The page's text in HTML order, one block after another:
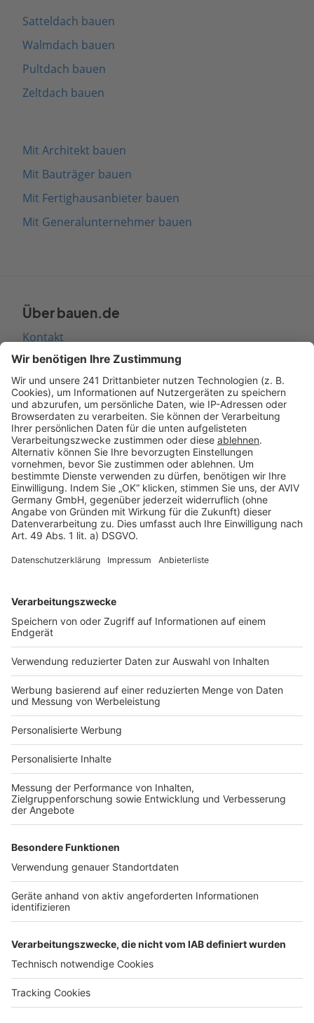
Satteldach bauen
Walmdach bauen
Pultdach bauen
Zeltdach bauen
Mit Architekt bauen
Mit Bauträger bauen
Mit Fertighausanbieter bauen
Mit Generalunternehmer bauen
Über bauen.de
Kontakt
Seitenaufbau
Barrierefreiheit
Cookie Einstellungen
Rechtliches
AGB-Übersicht
Datenschutz
Impressum
Services
Bauprojekt-Quiz
Häuser-Suche
Hausanbieter-Suche
Bauprojekt-Profil
Für Unternehmen
Ihre Baufirma auf bauen.de
Kostenloses Infogespräch